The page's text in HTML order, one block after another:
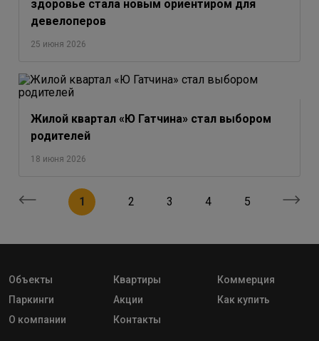
здоровье стала новым ориентиром для
девелоперов
25 июня 2026
Жилой квартал «Ю Гатчина» стал выбором
родителей
18 июня 2026
1 2 3 4 5
Объекты Квартиры
Коммерция
Паркинги
Акции
Как купить
О компании
Контакты